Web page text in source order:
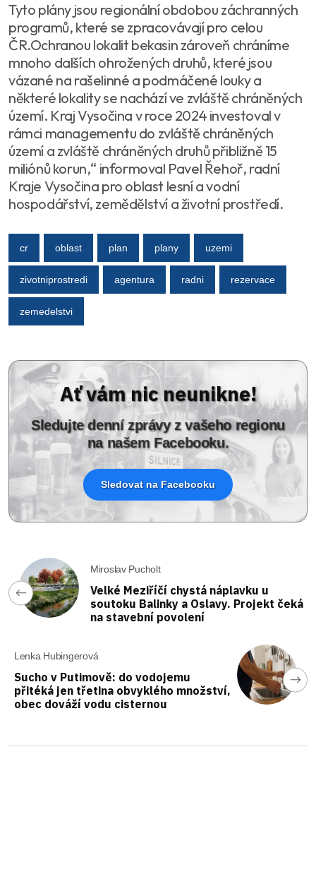
Tyto plány jsou regionální obdobou záchranných
programů, které se zpracovávají pro celou
ČR.Ochranou lokalit bekasin zároveň chráníme
mnoho dalších ohrožených druhů, které jsou
vázané na rašelinné a podmáčené louky a
některé lokality se nachází ve zvláště chráněných
území. Kraj Vysočina v roce 2024 investoval v
rámci managementu do zvláště chráněných
území a zvláště chráněných druhů přibližně 15
miliónů korun,“ informoval Pavel Řehoř, radní
Kraje Vysočina pro oblast lesní a vodní
hospodářství, zemědělství a životní prostředí.
cr oblast plan plany uzemi
zivotniprostredi agentura radni rezervace
zemedelstvi
Ať vám nic neunikne!
Sledujte denní zprávy z vašeho regionu
na našem Facebooku.
Sledovat na Facebooku
Miroslav Pucholt
Velké Meziříčí chystá náplavku u
soutoku Balinky a Oslavy. Projekt čeká
na stavební povolení
Lenka Hubingerová
Sucho v Putimově: do vodojemu
přitéká jen třetina obvyklého množství,
obec dováží vodu cisternou